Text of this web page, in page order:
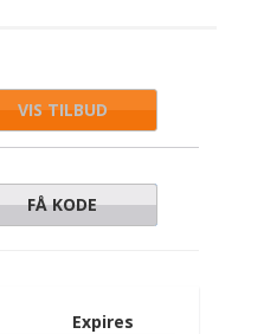
VIS TILBUD
CHOOL20
FÅ KODE
Expires